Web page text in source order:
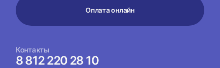
Оплата онлайн
Контакты
8 812 220 28 10